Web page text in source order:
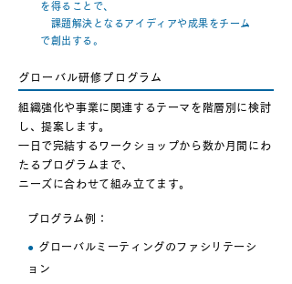
を得ることで、
課題解決となるアイディアや成果をチーム
で創出する。
グローバル研修プログラム
組織強化や事業に関連するテーマを階層別に検討
し、提案します。
一日で完結するワークショップから数か月間にわ
たるプログラムまで、
ニーズに合わせて組み立てます。
プログラム例：
● グローバルミーティングのファシリテーシ
ョン